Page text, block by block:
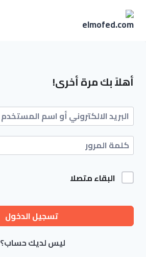
أهلاً بك مرة أخرى!
البقاء متصلا
تسجيل الدخول
ليس لديك حساب؟